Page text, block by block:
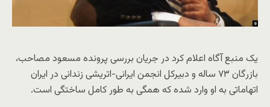
یک منبع آگاه اعلام کرد در جریان بررسی پرونده مسعود مصاحب،
بازرگان ۷۳ ساله و دبیرکل انجمن ایرانی-اتریشی زندانی در ایران
اتهاماتی به او وارد شده که همگی به طور کامل ساختگی است.